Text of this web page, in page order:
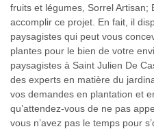
fruits et légumes, Sorrel Artisan;
accomplir ce projet. En fait, il
paysagistes qui peut vous
plantes pour le bien de votre
paysagistes à Saint Julien De
des experts en matière du
vos demandes en plantation et
qu’attendez-vous de ne pas
vous n’avez pas le temps pour